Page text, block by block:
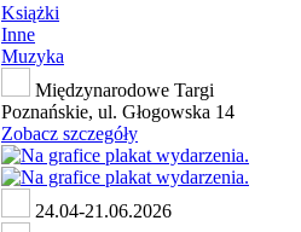
Książki
Inne
Muzyka
Międzynarodowe Targi
Poznańskie, ul. Głogowska 14
Zobacz szczegóły
24.04-21.06.2026